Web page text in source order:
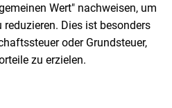
Wert" nachweisen, um
reduzieren. Dies ist besonders
oder Grundsteuer,
zu erzielen.